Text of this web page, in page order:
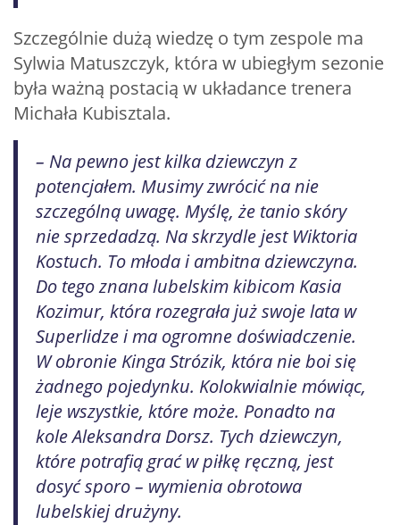
Szczególnie dużą wiedzę o tym zespole ma
Sylwia Matuszczyk, która w ubiegłym sezonie
była ważną postacią w układance trenera
Michała Kubisztala.
– Na pewno jest kilka dziewczyn z
potencjałem. Musimy zwrócić na nie
szczególną uwagę. Myślę, że tanio skóry
nie sprzedadzą. Na skrzydle jest Wiktoria
Kostuch. To młoda i ambitna dziewczyna.
Do tego znana lubelskim kibicom Kasia
Kozimur, która rozegrała już swoje lata w
Superlidze i ma ogromne doświadczenie.
W obronie Kinga Strózik, która nie boi się
żadnego pojedynku. Kolokwialnie mówiąc,
leje wszystkie, które może. Ponadto na
kole Aleksandra Dorsz. Tych dziewczyn,
które potrafią grać w piłkę ręczną, jest
dosyć sporo – wymienia obrotowa
lubelskiej drużyny.